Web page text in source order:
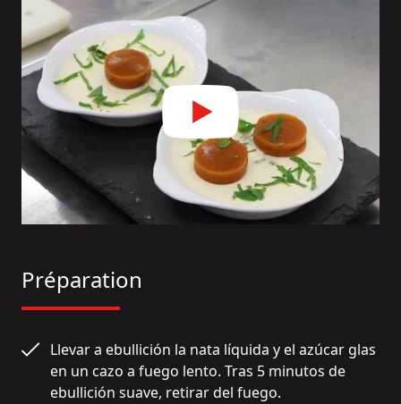
Préparation
Llevar a ebullición la nata líquida y el azúcar glas
en un cazo a fuego lento. Tras 5 minutos de
ebullición suave, retirar del fuego.